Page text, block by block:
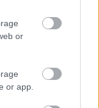
or
or app.
Meld deg på